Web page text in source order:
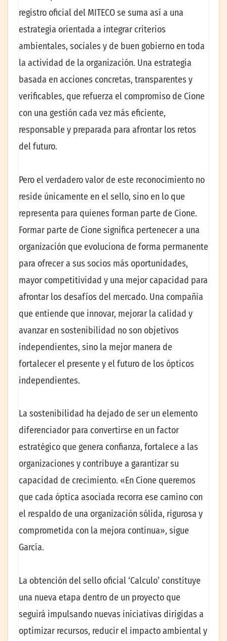
registro oficial del MITECO se suma así a una
estrategia orientada a integrar criterios
ambientales, sociales y de buen gobierno en toda
la actividad de la organización. Una estrategia
basada en acciones concretas, transparentes y
verificables, que refuerza el compromiso de Cione
con una gestión cada vez más eficiente,
responsable y preparada para afrontar los retos
del futuro.
Pero el verdadero valor de este reconocimiento no
reside únicamente en el sello, sino en lo que
representa para quienes forman parte de Cione.
Formar parte de Cione significa pertenecer a una
organización que evoluciona de forma permanente
para ofrecer a sus socios más oportunidades,
mayor competitividad y una mejor capacidad para
afrontar los desafíos del mercado. Una compañia
que entiende que innovar, mejorar la calidad y
avanzar en sostenibilidad no son objetivos
independientes, sino la mejor manera de
fortalecer el presente y el futuro de los ópticos
independientes.
La sostenibilidad ha dejado de ser un elemento
diferenciador para convertirse en un factor
estratégico que genera confianza, fortalece a las
organizaciones y contribuye a garantizar su
capacidad de crecimiento. «En Cione queremos
que cada óptica asociada recorra ese camino con
el respaldo de una organización sólida, rigurosa y
comprometida con la mejora continua», sigue
García.
La obtención del sello oficial ‘Calculo’ constituye
una nueva etapa dentro de un proyecto que
seguirá impulsando nuevas iniciativas dirigidas a
optimizar recursos, reducir el impacto ambiental y